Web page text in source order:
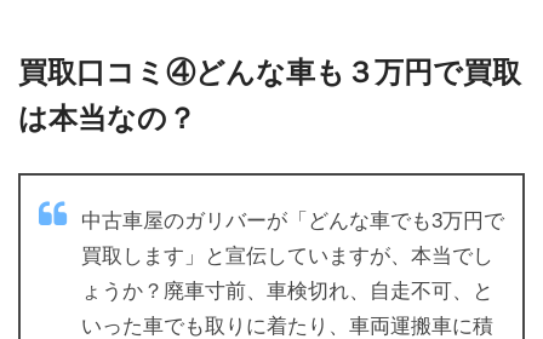
買取口コミ④どんな車も３万円で買取
は本当なの？
中古車屋のガリバーが「どんな車でも3万円で
買取します」と宣伝していますが、本当でし
ょうか？廃車寸前、車検切れ、自走不可、と
いった車でも取りに着たり、車両運搬車に積